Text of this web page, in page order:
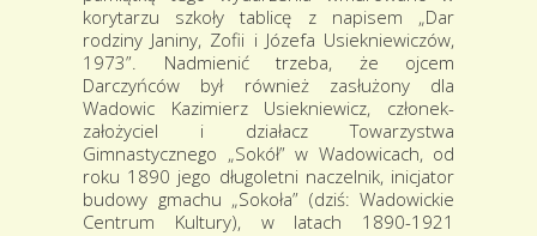
korytarzu szkoły tablicę z napisem „Dar
rodziny Janiny, Zofii i Józefa Usiekniewiczów,
1973”. Nadmienić trzeba, że ojcem
Darczyńców był również zasłużony dla
Wadowic Kazimierz Usiekniewicz, członek-
założyciel i działacz Towarzystwa
Gimnastycznego „Sokół” w Wadowicach, od
roku 1890 jego długoletni naczelnik, inicjator
budowy gmachu „Sokoła” (dziś: Wadowickie
Centrum Kultury), w latach 1890-1921